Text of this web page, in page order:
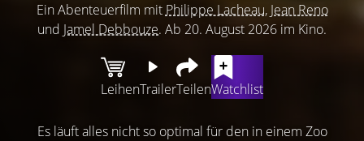
Ein Abenteuerfilm mit Philippe Lacheau, Jean Reno
und Jamel Debbouze. Ab 20. August 2026 im Kino.
LeihenTrailerTeilenWatchlist
Es läuft alles nicht so optimal für den in einem Zoo